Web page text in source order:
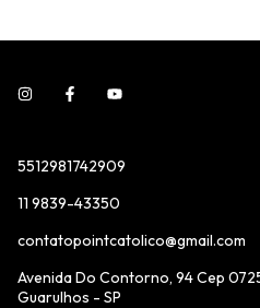
5512981742909
11 9839-43350
contatopointcatolico@gmail.com
Avenida Do Contorno, 94 Cep
Guarulhos - SP